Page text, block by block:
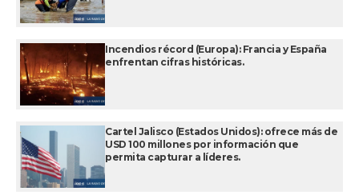
Incendios récord (Europa): Francia y España
enfrentan cifras históricas.
Cartel Jalisco (Estados Unidos): ofrece más de
USD 100 millones por información que
permita capturar a líderes.